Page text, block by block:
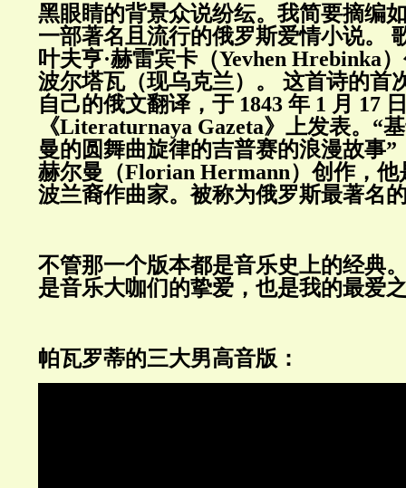
黑眼睛的背景众说纷纭。我简要摘编
一部著名且流行的俄罗斯爱情小说。
叶夫亨·赫雷宾卡（Yevhen Hrebinka
波尔塔瓦（现乌克兰）。
这首诗的首
自己的俄文翻译，于 1843 年 1 月 17
《Literaturnaya Gazeta》上发表。“
曼的圆舞曲旋律的吉普赛的浪漫故事”
赫尔曼（Florian Hermann）创作，
波兰裔作曲家。被称为俄罗斯最著名
不管那一个版本都是音乐史上的经典
是音乐大咖们的挚爱，也是我的最爱
帕瓦罗蒂的三大男高音版：